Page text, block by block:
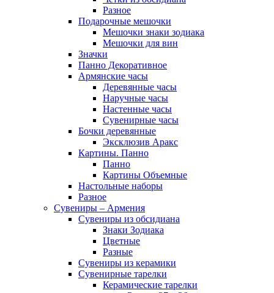
Разное
Подарочные мешочки
Мешочки знаки зодиака
Мешочки для вин
Значки
Панно Декоративное
Армянские часы
Деревянные часы
Наручные часы
Настенные часы
Сувенирные часы
Бочки деревянные
Эксклюзив Аракс
Картины. Панно
Панно
Картины Объемные
Настольные наборы
Разное
Сувениры – Армения
Сувениры из обсидиана
Знаки Зодиака
Цветные
Разные
Сувениры из керамики
Сувенирные тарелки
Керамические тарелки